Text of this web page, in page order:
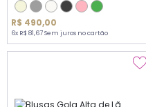
R$ 490,00
6x R$ 81,67 Sem juros no cartão